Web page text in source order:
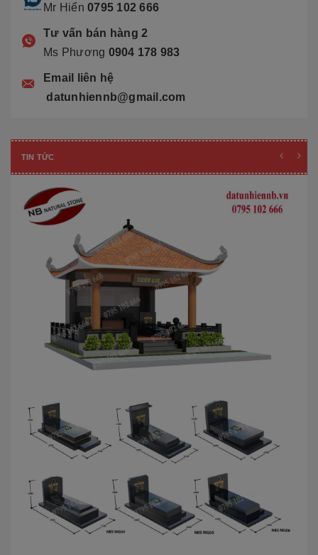
Mr Hiển 0795 102 666
Tư vấn bán hàng 2
Ms Phương 0904 178 983
Email liên hệ
datunhiennb@gmail.com
TIN TỨC